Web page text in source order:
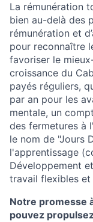
La rémunération
bien au-delà des
rémunération et
pour reconnaître
favoriser le
croissance du
payés réguliers,
par an pour les
mentale, un
des fermetures à
le nom de "Jours
l'apprentissage
Développement
travail flexibles
Notre promesse
pouvez